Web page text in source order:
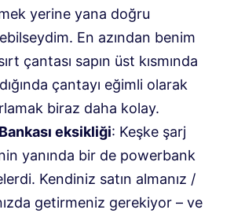
yerine yana doğru
En azından benim
çantası sapın üst kısmında
çantayı eğimli olarak
biraz daha kolay.
eksikliği: Keşke şarj
yanında bir de powerbank
Kendiniz satın almanız /
getirmeniz gerekiyor – ve